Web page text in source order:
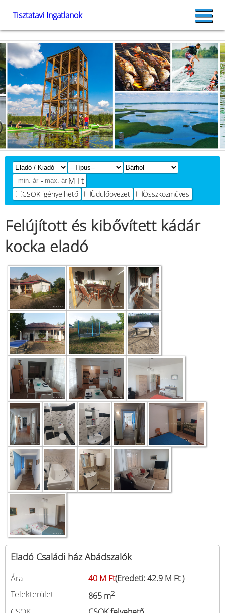
Tisztatavi Ingatlanok
- M Ft
CSOK igényelhető Üdülőövezet Összközműves
Felújított és kibővített kádár
kocka eladó
Eladó Családi ház Abádszalók
Ára 40 M Ft(Eredeti: 42.9 M Ft )
Telekterület
865 m2